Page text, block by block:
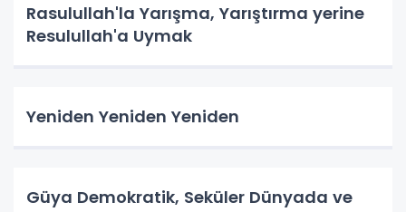
Rasulullah'la Yarışma, Yarıştırma yerine
Resulullah'a Uymak
Yeniden Yeniden Yeniden
Güya Demokratik, Seküler Dünyada ve